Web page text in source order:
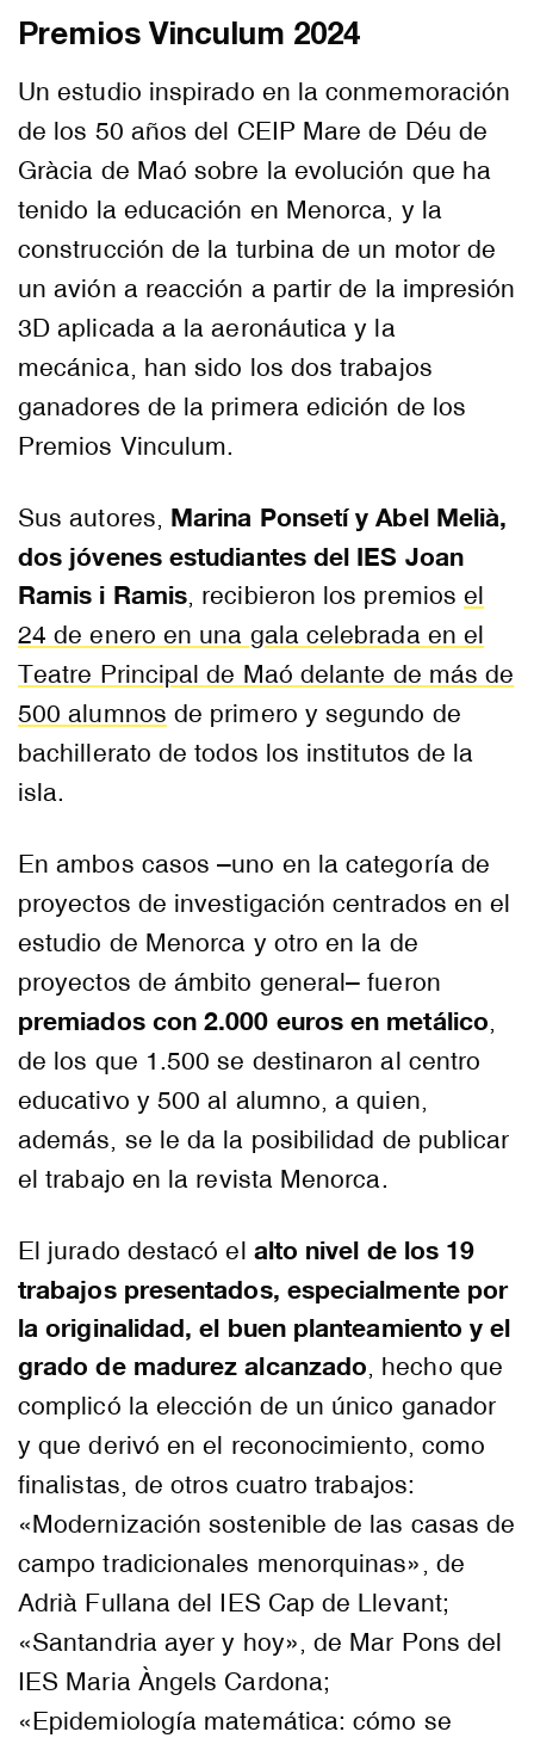
Premios Vinculum 2024
Un estudio inspirado en la conmemoración
de los 50 años del CEIP Mare de Déu de
Gràcia de Maó sobre la evolución que ha
tenido la educación en Menorca, y la
construcción de la turbina de un motor de
un avión a reacción a partir de la impresión
3D aplicada a la aeronáutica y la
mecánica, han sido los dos trabajos
ganadores de la primera edición de los
Premios Vinculum.
Sus autores, Marina Ponsetí y Abel Melià,
dos jóvenes estudiantes del IES Joan
Ramis i Ramis, recibieron los premiosel
24 de enero en una gala celebrada en el
Teatre Principal de Maó delante de más de
500 alumnos de primero y segundo de
bachillerato de todos los institutos de la
isla.
En ambos casos –uno en la categoría de
proyectos de investigación centrados en el
estudio de Menorca y otro en la de
proyectos de ámbito general– fueron
premiados con 2.000 euros en metálico,
de los que 1.500 se destinaron al centro
educativo y 500 al alumno, a quien,
además, se le da la posibilidad de publicar
el trabajo en la revista Menorca.
El jurado destacó el alto nivel de los 19
trabajos presentados, especialmente por
la originalidad, el buen planteamiento y el
grado de madurez alcanzado, hecho que
complicó la elección de un único ganador
y que derivó en el reconocimiento, como
finalistas, de otros cuatro trabajos:
«Modernización sostenible de las casas de
campo tradicionales menorquinas», de
Adrià Fullana del IES Cap de Llevant;
«Santandria ayer y hoy», de Mar Pons del
IES Maria Àngels Cardona;
«Epidemiología matemática: cómo se